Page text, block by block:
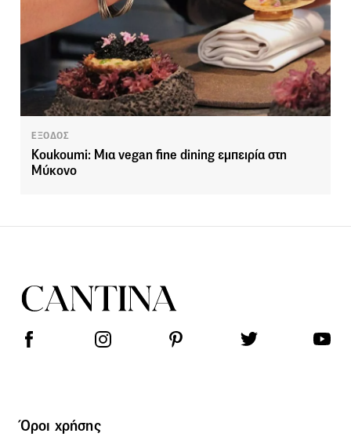
ΕΞΟΔΟΣ
Koukoumi: Μια vegan fine dining εμπειρία στη
Μύκονο
Όροι χρήσης